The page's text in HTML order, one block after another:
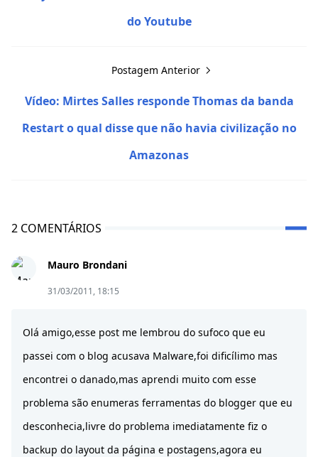
do Youtube
Postagem Anterior
Vídeo: Mirtes Salles responde Thomas da banda
Restart o qual disse que não havia civilização no
Amazonas
2 COMENTÁRIOS
Mauro Brondani
31/03/2011, 18:15
Olá amigo,esse post me lembrou do sufoco que eu
passei com o blog acusava Malware,foi dificílimo mas
encontrei o danado,mas aprendi muito com esse
problema são enumeras ferramentas do blogger que eu
desconhecia,livre do problema imediatamente fiz o
backup do layout da página e postagens,agora eu